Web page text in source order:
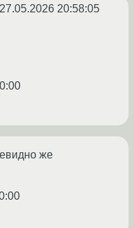
27.05.2026 20:58:05
же